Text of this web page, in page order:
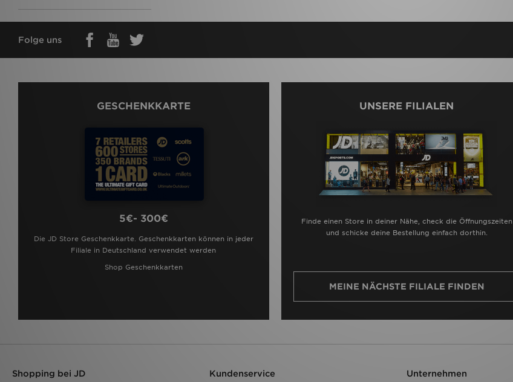
Folge uns
GESCHENKKARTE
5€- 300€
Die JD Store Geschenkkarte. Geschenkkarten können in jeder
Filiale in Deutschland verwendet werden
Shop Geschenkkarten
UNSERE FILIALEN
Finde einen Store in deiner Nähe, check die Öffnungszeiten
und schicke deine Bestellung einfach dorthin.
MEINE NÄCHSTE FILIALE FINDEN
Shopping bei JD Kundenservice Unternehmen